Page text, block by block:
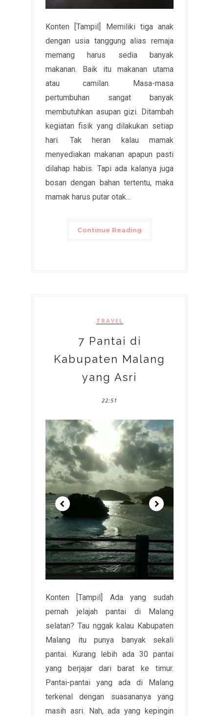
Konten [Tampil] Memiliki tiga anak
dengan usia tanggung alias remaja
memang harus sedia banyak
makanan. Baik itu makanan utama
atau camilan. Masa-masa
pertumbuhan sangat banyak
membutuhkan asupan gizi. Ditambah
kegiatan fisik yang dilakukan setiap
hari. Tak heran kalau mamak
menyediakan makanan apapun pasti
dilahap habis. Tapi ada kalanya juga
bosan dengan bahan tertentu, maka
mamak harus putar otak...
Continue Reading
TRAVEL
7 Pantai di
Kabupaten Malang
yang Asri
22:51
Konten [Tampil] Ada yang sudah
pernah jelajah pantai di Malang
selatan? Tau nggak kalau Kabupaten
Malang itu punya banyak sekali
pantai. Kurang lebih ada 30 pantai
yang berjajar dari barat ke timur.
Pantai-pantai yang ada di Malang
terkenal dengan suasananya yang
masih asri. Nah, ada yang kepingin